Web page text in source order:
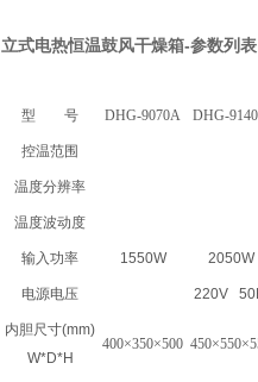
立式电热恒温鼓风干燥箱-参数列表
型 号 DHG-9070A DHG-
控温范围
温度分辨率
温度波动度
输入功率 1550W 2050W
电源电压 220V
内胆尺寸(mm)
W*D*H
400×350×500